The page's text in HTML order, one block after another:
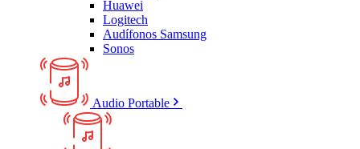
Huawei
Logitech
Audífonos Samsung
Sonos
Audio Portable